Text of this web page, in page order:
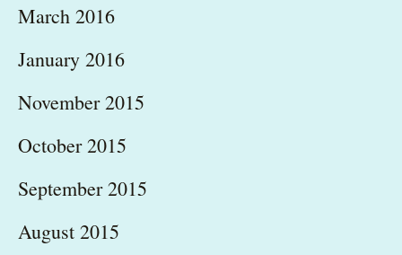
March 2016
January 2016
November 2015
October 2015
September 2015
August 2015